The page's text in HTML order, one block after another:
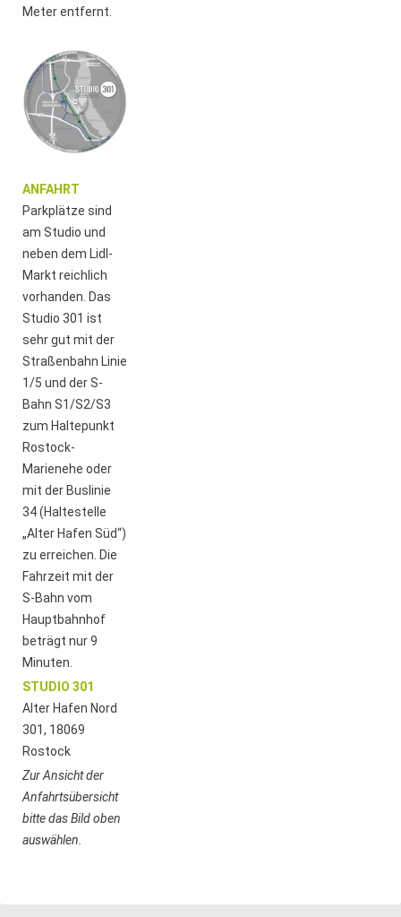
Meter entfernt.
ANFAHRT
Parkplätze sind
am Studio und
neben dem Lidl-
Markt reichlich
vorhanden. Das
Studio 301 ist
sehr gut mit der
Straßenbahn Linie
1/5 und der S-
Bahn S1/S2/S3
zum Haltepunkt
Rostock-
Marienehe oder
mit der Buslinie
34 (Haltestelle
„Alter Hafen Süd“)
zu erreichen. Die
Fahrzeit mit der
S-Bahn vom
Hauptbahnhof
beträgt nur 9
Minuten.
STUDIO 301
Alter Hafen Nord
301, 18069
Rostock
Zur Ansicht der
Anfahrtsübersicht
bitte das Bild oben
auswählen.